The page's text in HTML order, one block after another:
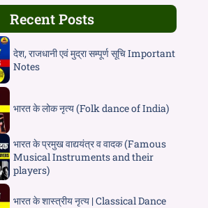
Recent Posts
देश, राजधानी एवं मुद्रा सम्पूर्ण सूचि Important
Notes
भारत के लोक नृत्य (Folk dance of India)
भारत के प्रमुख वाद्ययंत्र व वादक (Famous
Musical Instruments and their
players)
भारत के शास्त्रीय नृत्य | Classical Dance